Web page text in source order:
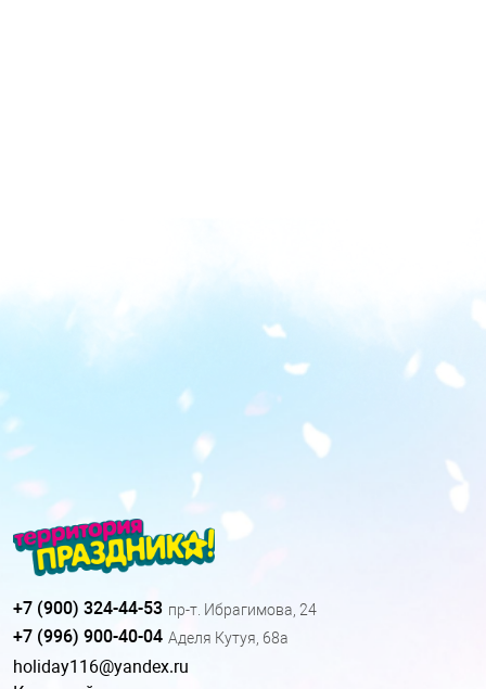
+7 (900) 324-44-53 пр-т. Ибрагимова, 24
+7 (996) 900-40-04 Аделя Кутуя, 68а
holiday116@yandex.ru